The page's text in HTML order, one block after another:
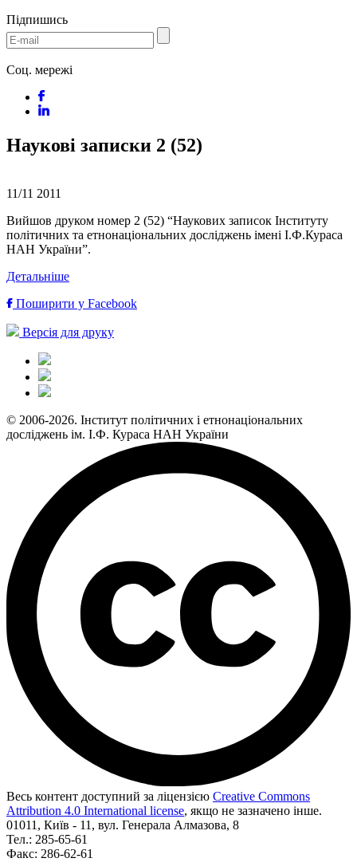
Підпишись
Соц. мережі
Наукові записки 2 (52)
11/11 2011
Вийшов друком номер 2 (52) “Наукових записок Інституту
політичних та етнонаціональних досліджень імені І.Ф.Кураса
НАН України”.
Детальніше
Поширити у Facebook
Версія для друку
© 2006-2026. Інститут політичних і етнонаціональних
досліджень ім. І.Ф. Кураса НАН України
Весь контент доступний за ліцензією Creative Commons
Attribution 4.0 International license, якщо не зазначено інше.
01011, Київ - 11, вул. Генерала Алмазова, 8
Тел.: 285-65-61
Факс: 286-62-61